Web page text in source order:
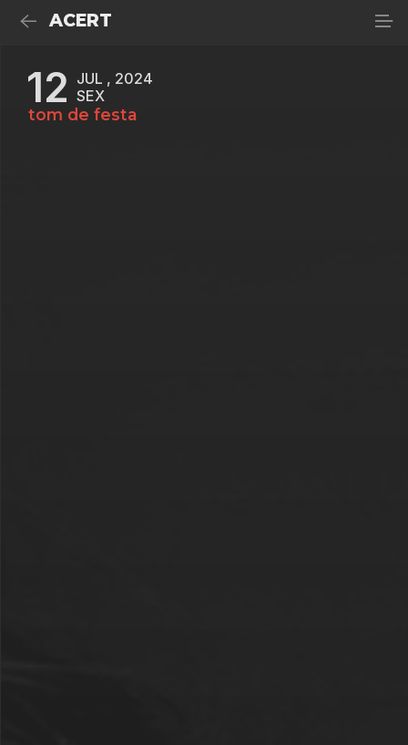
ACERT
12
JUL , 2024
SEX
tom de festa